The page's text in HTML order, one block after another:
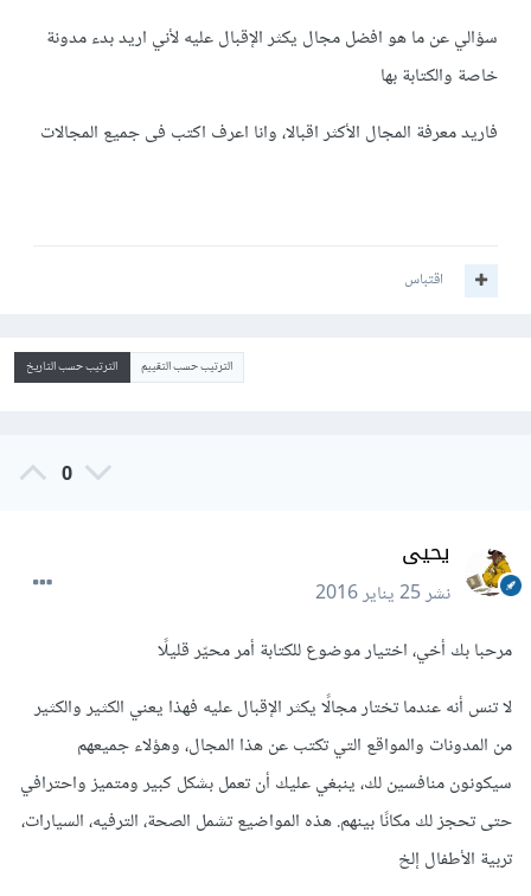
سؤالي عن ما هو افضل مجال يكثر الإقبال عليه لأني اريد بدء مدونة
خاصة والكتابة بها
فاريد معرفة المجال الأكثر اقبالا، وانا اعرف اكتب فى جميع المجالات
اقتباس
الترتيب حسب التقييم الترتيب حسب التاريخ
0
يحيى
نشر25 يناير 2016
مرحبا بك أخي، اختيار موضوع للكتابة أمر محيّر قليلًا
لا تنس أنه عندما تختار مجالًا يكثر الإقبال عليه فهذا يعني الكثير والكثير
من المدونات والمواقع التي تكتب عن هذا المجال، وهؤلاء جميعهم
سيكونون منافسين لك، ينبغي عليك أن تعمل بشكل كبير ومتميز واحترافي
حتى تحجز لك مكانًا بينهم. هذه المواضيع تشمل الصحة، الترفيه، السيارات،
تربية الأطفال إلخ